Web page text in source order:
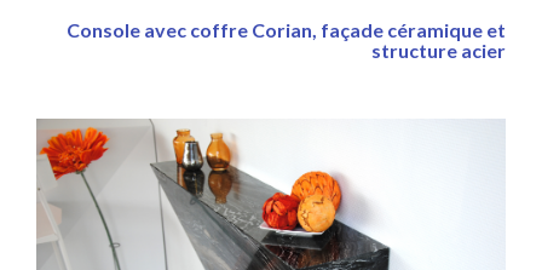
Console avec coffre Corian, façade céramique et
structure acier